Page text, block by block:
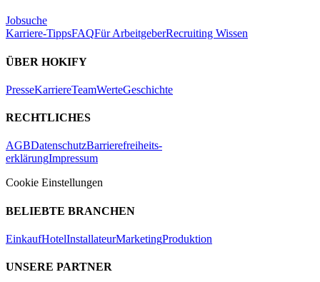
Jobsuche
Karriere-TippsFAQFür ArbeitgeberRecruiting Wissen
ÜBER HOKIFY
PresseKarriereTeamWerteGeschichte
RECHTLICHES
AGBDatenschutzBarrierefreiheits-
erklärungImpressum
Cookie Einstellungen
BELIEBTE BRANCHEN
EinkaufHotelInstallateurMarketingProduktion
UNSERE PARTNER